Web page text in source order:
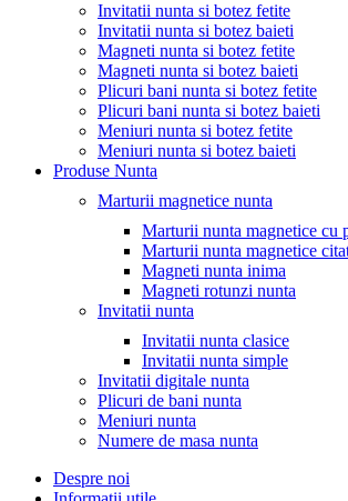
Invitatii nunta si botez fetite
Invitatii nunta si botez baieti
Magneti nunta si botez fetite
Magneti nunta si botez baieti
Plicuri bani nunta si botez fetite
Plicuri bani nunta si botez baieti
Meniuri nunta si botez fetite
Meniuri nunta si botez baieti
Produse Nunta
Marturii magnetice nunta
Marturii nunta magnetice cu
Marturii nunta magnetice
Magneti nunta inima
Magneti rotunzi nunta
Invitatii nunta
Invitatii nunta clasice
Invitatii nunta simple
Invitatii digitale nunta
Plicuri de bani nunta
Meniuri nunta
Numere de masa nunta
Despre noi